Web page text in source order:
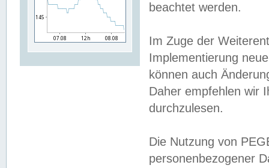
beachtet werden.
Im Zuge der
Implementierung
können auch
Daher empfehlen wir
durchzulesen.
Die Nutzung von
personenbezogener